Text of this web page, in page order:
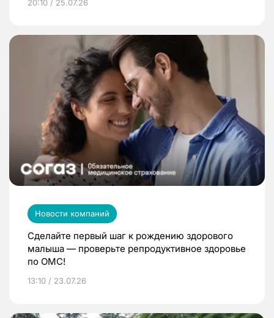
20:10 / 25.07.26
Новости компаний
Сделайте первый шаг к рождению здорового
малыша — проверьте репродуктивное здоровье
по ОМС!
13:10 / 23.07.26